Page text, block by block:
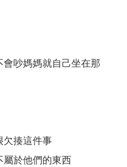
吵媽媽就自己坐在那
欠揍這件事
屬於他們的東西